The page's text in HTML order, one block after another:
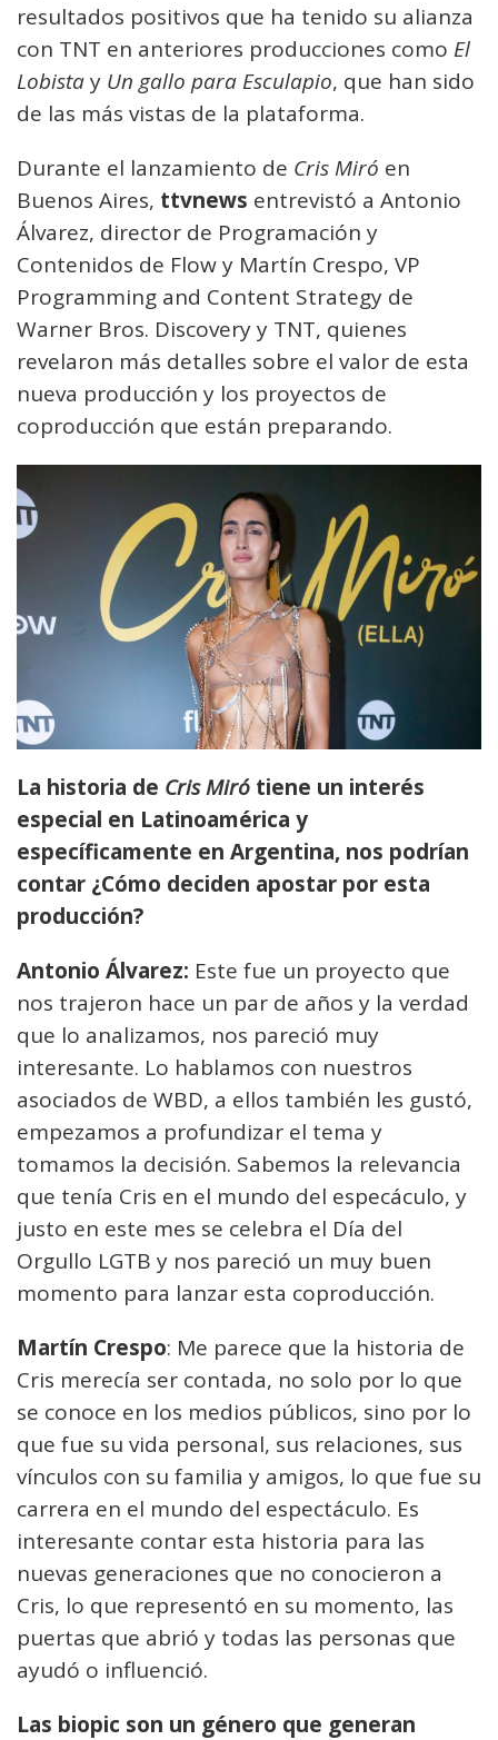
resultados positivos que ha tenido su alianza
con TNT en anteriores producciones como El
Lobistay Un gallo para Esculapio, que han sido
de las más vistas de la plataforma.
Durante el lanzamiento de Cris Miró en
Buenos Aires, ttvnews entrevistó a Antonio
Álvarez, director de Programación y
Contenidos de Flow y Martín Crespo, VP
Programming and Content Strategy de
Warner Bros. Discovery y TNT, quienes
revelaron más detalles sobre el valor de esta
nueva producción y los proyectos de
coproducción que están preparando.
La historia de Cris Miró tiene un interés
especial en Latinoamérica y
específicamente en Argentina, nos podrían
contar ¿Cómo deciden apostar por esta
producción?
Antonio Álvarez: Este fue un proyecto que
nos trajeron hace un par de años y la verdad
que lo analizamos, nos pareció muy
interesante. Lo hablamos con nuestros
asociados de WBD, a ellos también les gustó,
empezamos a profundizar el tema y
tomamos la decisión. Sabemos la relevancia
que tenía Cris en el mundo del especáculo, y
justo en este mes se celebra el Día del
Orgullo LGTB y nos pareció un muy buen
momento para lanzar esta coproducción.
Martín Crespo: Me parece que la historia de
Cris merecía ser contada, no solo por lo que
se conoce en los medios públicos, sino por lo
que fue su vida personal, sus relaciones, sus
vínculos con su familia y amigos, lo que fue su
carrera en el mundo del espectáculo. Es
interesante contar esta historia para las
nuevas generaciones que no conocieron a
Cris, lo que representó en su momento, las
puertas que abrió y todas las personas que
ayudó o influenció.
Las biopic son un género que generan